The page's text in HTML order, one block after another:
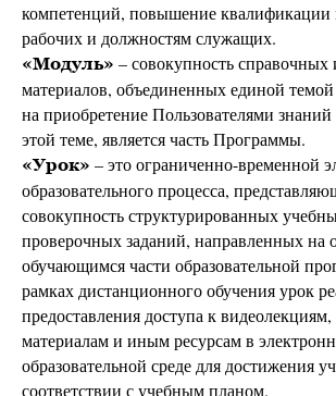
компетенций, повышение квалификации
рабочих и должностям служащих.
«Модуль» – совокупность справочных
материалов, объединенных единой
на приобретение Пользователями
этой теме, является часть Программы.
«Урок» – это ограниченно-временной
образовательного процесса,
совокупность структурированных
проверочных заданий, направленных на
обучающимся части образовательной
рамках дистанционного обучения урок
предоставления доступа к
материалам и иным ресурсам в
образовательной среде для достижения
соответствии с учебным планом.